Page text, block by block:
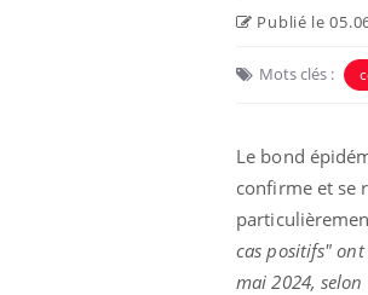
Publié le
Mots clés :
Le bond
confirme et se
cas positifs" ont
mai 2024,